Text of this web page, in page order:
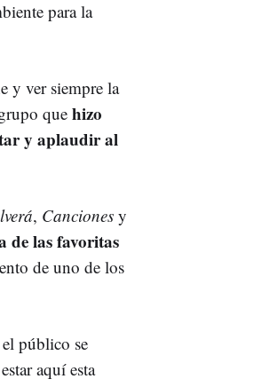
para la
y ver siempre la
que hizo
y aplaudir al
, Canciones y
de las favoritas
de uno de los
público se
aquí esta